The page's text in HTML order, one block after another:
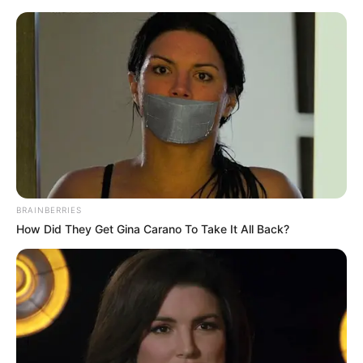
Die schönsten Winterausflugsziele in Deutschland
Wintersport Puzzle
Bald ist Hohes Friedensfest (in Augsburg ein Feiertag):
Sonnabend, den 08.08.2026
Auch für den Winter gibt es in Deutschland interessante
und spannende Ausflugsziele und Freizeitangebote.
die das ganze Jahr über besucht werden können. Aber
auch die Besichtigung tropischer Gärten lohnt sich, da es
mehrere große Hallen und Gewächshausanlagen gibt, in
denen auch in der kalten Jahreszeit eine üppige
Pflanzenpracht aus südlichen Ländern bewundert werden
kann. Die meisten der hier vorgestellten Ausflugsziele
BRAINBERRIES
How Did They Get Gina Carano To Take It All Back?